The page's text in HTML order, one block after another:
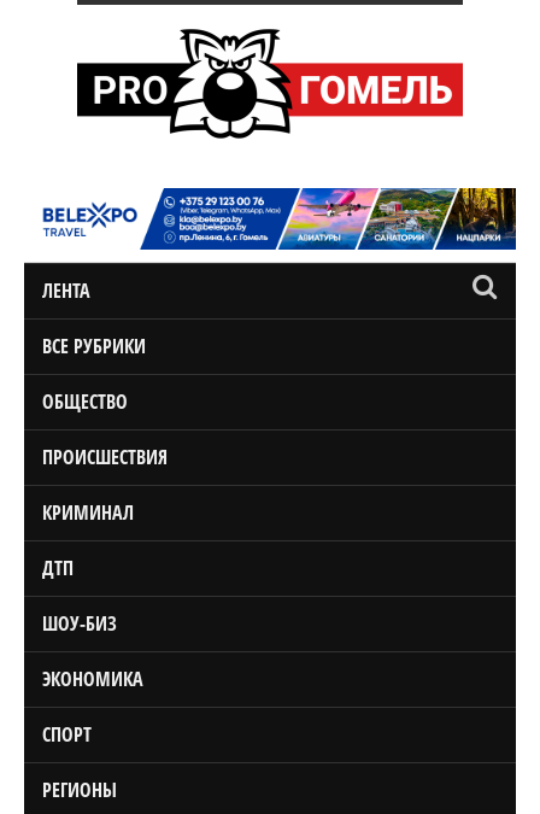
ЛЕНТА
ВСЕ РУБРИКИ
ОБЩЕСТВО
ПРОИСШЕСТВИЯ
КРИМИНАЛ
ДТП
ШОУ-БИЗ
ЭКОНОМИКА
СПОРТ
РЕГИОНЫ